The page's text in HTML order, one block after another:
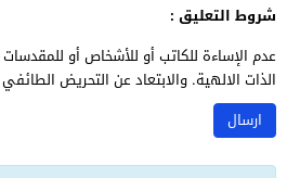
شروط التعليق :
عدم الإساءة للكاتب أو للأشخاص أو
الذات الالهية. والابتعاد عن التحريض